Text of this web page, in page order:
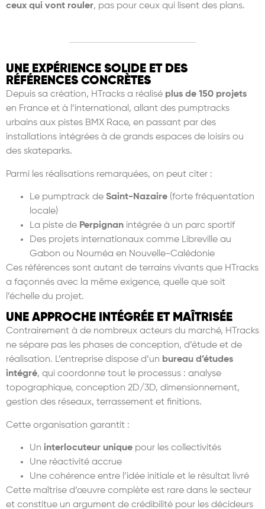
ceux qui vont rouler, pas pour ceux qui lisent des plans.
UNE EXPÉRIENCE SOLIDE ET DES
RÉFÉRENCES CONCRÈTES
Depuis sa création, HTracks a réalisé plus de 150 projets
en France et à l’international, allant des pumptracks
urbains aux pistes BMX Race, en passant par des
installations intégrées à de grands espaces de loisirs ou
des skateparks.
Parmi les réalisations remarquées, on peut citer :
Le pumptrack de Saint-Nazaire (forte fréquentation
locale)
La piste de Perpignan intégrée à un parc sportif
Des projets internationaux comme Libreville au
Gabon ou Nouméa en Nouvelle-Calédonie
Ces références sont autant de terrains vivants que HTracks
a façonnés avec la même exigence, quelle que soit
l’échelle du projet.
UNE APPROCHE INTÉGRÉE ET MAÎTRISÉE
Contrairement à de nombreux acteurs du marché, HTracks
ne sépare pas les phases de conception, d’étude et de
réalisation. L’entreprise dispose d’un bureau d’études
intégré, qui coordonne tout le processus : analyse
topographique, conception 2D/3D, dimensionnement,
gestion des réseaux, terrassement et finitions.
Cette organisation garantit :
Un interlocuteur unique pour les collectivités
Une réactivité accrue
Une cohérence entre l’idée initiale et le résultat livré
Cette maîtrise d’œuvre complète est rare dans le secteur
et constitue un argument de crédibilité pour les décideurs